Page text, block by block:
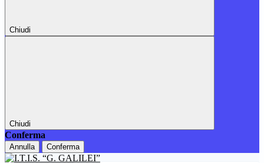
Chiudi
Chiudi
Conferma
Annulla Conferma